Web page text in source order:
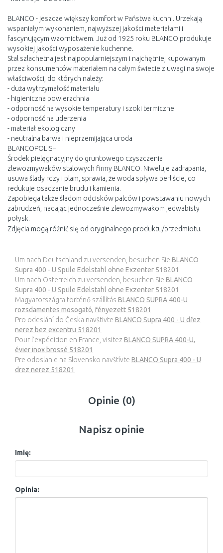
BLANCO - jeszcze większy komfort w Państwa kuchni. Urzekają
wspaniałym wykonaniem, najwyższej jakości materiałami i
fascynującym wzornictwem. Już od 1925 roku BLANCO produkuje
wysokiej jakości wyposażenie kuchenne.
Stal szlachetna jest najpopularniejszym i najchętniej kupowanym
przez konsumentów materiałem na całym świecie z uwagi na swoje
właściwości, do których należy:
- duża wytrzymałość materiału
- higieniczna powierzchnia
- odporność na wysokie temperatury i szoki termiczne
- odporność na uderzenia
- materiał ekologiczny
- neutralna barwa i nieprzemijająca uroda
BLANCOPOLISH
Środek pielęgnacyjny do gruntowego czyszczenia
zlewozmywaków stalowych firmy BLANCO. Niweluje zadrapania,
usuwa ślady rdzy i plam, sprawia, że woda spływa perliście, co
redukuje osadzanie brudu i kamienia.
Zapobiega także śladom odcisków palców i powstawaniu nowych
zabrudzeń, nadając jednocześnie zlewozmywakom jedwabisty
połysk.
Zdjęcia mogą różnić się od oryginalnego produktu/przedmiotu.
Um nach Deutschland zu versenden, besuchen Sie BLANCO
Supra 400 - U Spüle Edelstahl ohne Exzenter 518201
Um nach Österreich zu versenden, besuchen Sie BLANCO
Supra 400 - U Spüle Edelstahl ohne Exzenter 518201
Magyarországra történő szállítás BLANCO SUPRA 400-U
rozsdamentes mosogató, fényezett 518201
Pro odeslání do Česka navštivte BLANCO Supra 400 - U dřez
nerez bez excentru 518201
Pour l’expédition en France, visitez BLANCO SUPRA 400-U,
évier inox brossé 518201
Pre odoslanie na Slovensko navštívte BLANCO Supra 400 - U
drez nerez 518201
Opinie (0)
Napisz opinie
Imię:
Opinia: